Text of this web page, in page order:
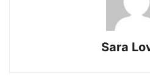
Sara